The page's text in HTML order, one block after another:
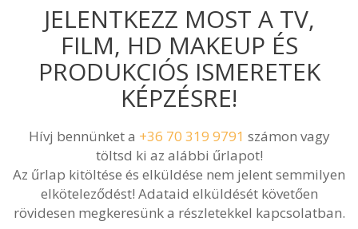
JELENTKEZZ MOST A TV,
FILM, HD MAKEUP ÉS
PRODUKCIÓS ISMERETEK
KÉPZÉSRE!
Hívj bennünket a +36 70 319 9791 számon vagy
töltsd ki az alábbi űrlapot!
Az űrlap kitöltése és elküldése nem jelent semmilyen
elköteleződést! Adataid elküldését követően
rövidesen megkeresünk a részletekkel kapcsolatban.